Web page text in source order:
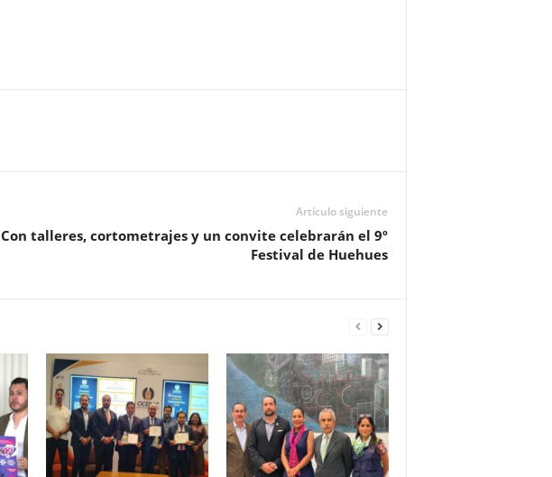
Artículo siguiente
Con talleres, cortometrajes y un convite celebrarán el 9º
Festival de Huehues